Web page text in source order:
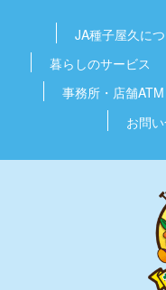
JA種子屋久 に
暮らしのサービス
事務所・店舗ATM
お問